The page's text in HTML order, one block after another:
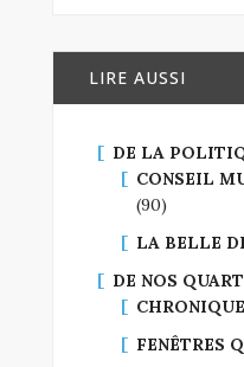
LIRE AUSSI
DE LA
CONSEIL
(90)
LA BELLE
DE NOS
FENÊTRES